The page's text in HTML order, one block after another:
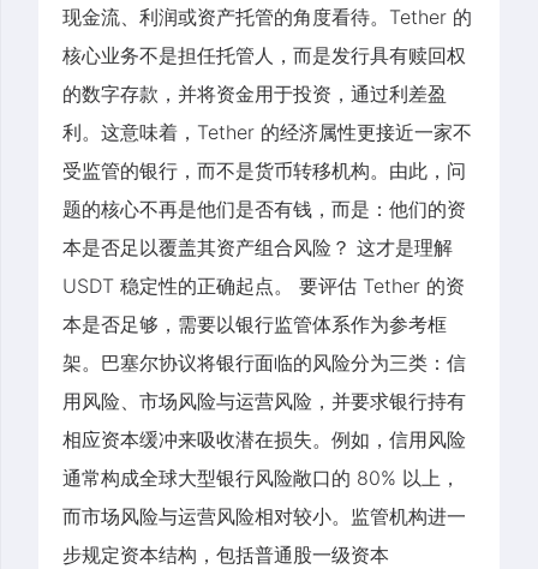
现金流、利润或资产托管的角度看待。Tether 的
核心业务不是担任托管人，而是发行具有赎回权
的数字存款，并将资金用于投资，通过利差盈
利。这意味着，Tether 的经济属性更接近一家不
受监管的银行，而不是货币转移机构。由此，问
题的核心不再是他们是否有钱，而是：他们的资
本是否足以覆盖其资产组合风险？ 这才是理解
USDT 稳定性的正确起点。 要评估 Tether 的资
本是否足够，需要以银行监管体系作为参考框
架。巴塞尔协议将银行面临的风险分为三类：信
用风险、市场风险与运营风险，并要求银行持有
相应资本缓冲来吸收潜在损失。例如，信用风险
通常构成全球大型银行风险敞口的 80% 以上，
而市场风险与运营风险相对较小。监管机构进一
步规定资本结构，包括普通股一级资本